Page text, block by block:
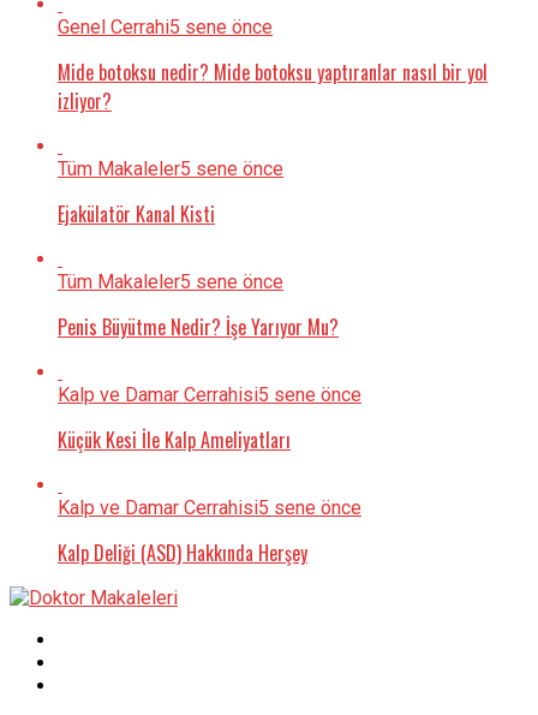
Genel Cerrahi5 sene önce
Mide botoksu nedir? Mide botoksu yaptıranlar nasıl bir yol
izliyor?
Tüm Makaleler5 sene önce
Ejakülatör Kanal Kisti
Tüm Makaleler5 sene önce
Penis Büyütme Nedir? İşe Yarıyor Mu?
Kalp ve Damar Cerrahisi5 sene önce
Küçük Kesi İle Kalp Ameliyatları
Kalp ve Damar Cerrahisi5 sene önce
Kalp Deliği (ASD) Hakkında Herşey